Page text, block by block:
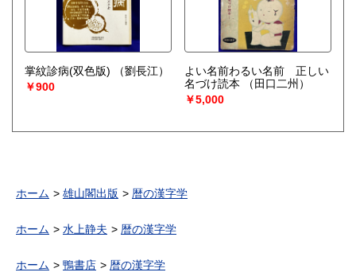
掌紋診病(双色版)
（劉長江）
￥900
よい名前わるい名前 正しい
名づけ読本
（田口二州）
￥5,000
ホーム 雄山閣出版 暦の漢字学
ホーム 水上静夫 暦の漢字学
ホーム 鴨書店 暦の漢字学